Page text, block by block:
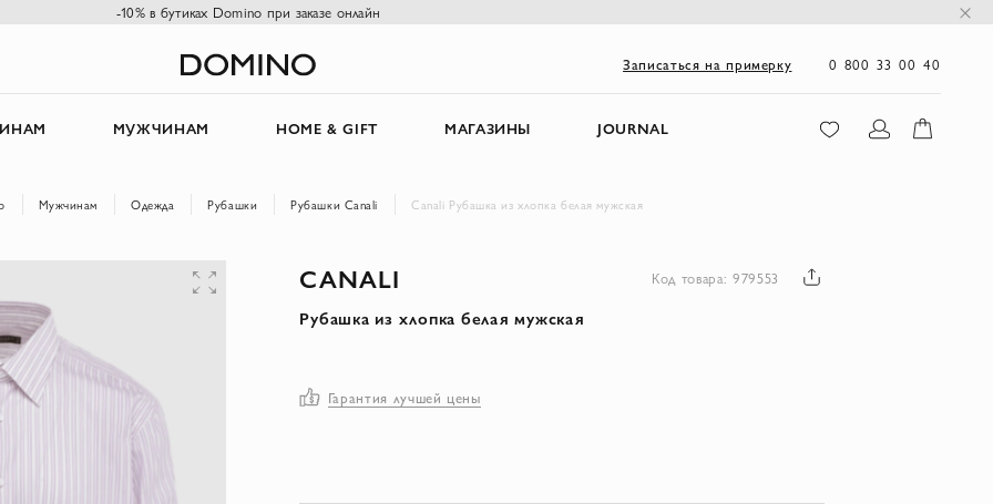
-10% в бутиках Domino при заказе онлайн
Записаться на примерку 0 800 33 00 40
МУЖЧИНАМ HOME & GIFT МАГАЗИНЫ JOURNAL
Мужчинам Одежда Рубашки Рубашки Canali Canali Рубашка из хлопка белая мужская
CANALI Код товара: 979553
Рубашка из хлопка белая мужская
Гарантия лучшей цены